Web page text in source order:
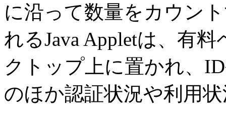
に沿って数量をカウン
れるJava Appletは、有
クトップ上に置かれ、
のほか認証状況や利用